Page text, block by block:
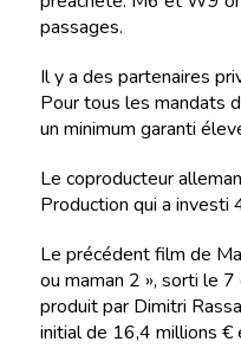
passages.
Il y a des partenaires
Pour tous les mandats
un minimum garanti
Le coproducteur
Production qui a investi
Le précédent film de
ou maman 2 », sorti le
produit par Dimitri
initial de 16,4 millions €